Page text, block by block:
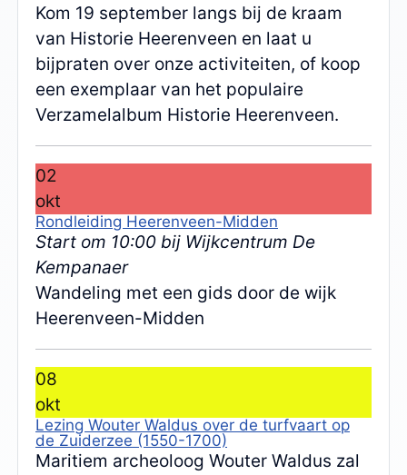
Kom 19 september langs bij de kraam
van Historie Heerenveen en laat u
bijpraten over onze activiteiten, of koop
een exemplaar van het populaire
Verzamelalbum Historie Heerenveen.
02
okt
Rondleiding Heerenveen-Midden
Start om 10:00 bij Wijkcentrum De
Kempanaer
Wandeling met een gids door de wijk
Heerenveen-Midden
08
okt
Lezing Wouter Waldus over de turfvaart op
de Zuiderzee (1550-1700)
Maritiem archeoloog Wouter Waldus zal